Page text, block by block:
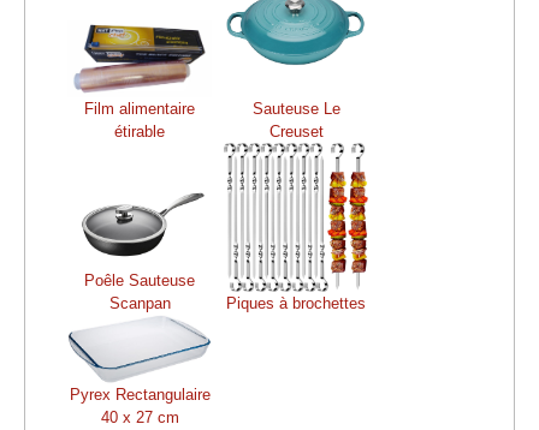
Film alimentaire
étirable
Sauteuse Le
Creuset
Poêle Sauteuse
Scanpan
Piques à brochettes
Pyrex Rectangulaire
40 x 27 cm